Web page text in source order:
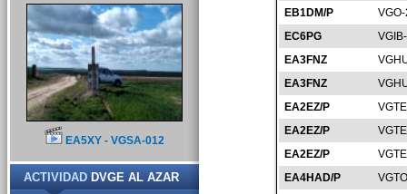
EB1DM/P
EC6PG
EA3FNZ
EA3FNZ
EA2EZ/P
EA2EZ/P
EA2EZ/P
EA4HAD/P
EA5XY - VGSA-012
ACTIVIDADDVGE AL AZAR